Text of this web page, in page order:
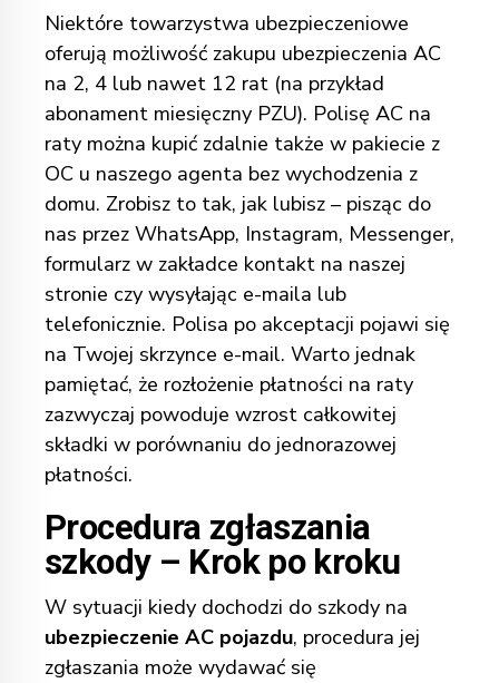
Niektóre towarzystwa ubezpieczeniowe
oferują możliwość zakupu ubezpieczenia AC
na 2, 4 lub nawet 12 rat (na przykład
abonament miesięczny PZU). Polisę AC na
raty można kupić zdalnie także w pakiecie z
OC u naszego agenta bez wychodzenia z
domu. Zrobisz to tak, jak lubisz – pisząc do
nas przez WhatsApp, Instagram, Messenger,
formularz w zakładce kontakt na naszej
stronie czy wysyłając e-maila lub
telefonicznie. Polisa po akceptacji pojawi się
na Twojej skrzynce e-mail. Warto jednak
pamiętać, że rozłożenie płatności na raty
zazwyczaj powoduje wzrost całkowitej
składki w porównaniu do jednorazowej
płatności.
Procedura zgłaszania
szkody – Krok po kroku
W sytuacji kiedy dochodzi do szkody na
ubezpieczenie AC pojazdu, procedura jej
zgłaszania może wydawać się